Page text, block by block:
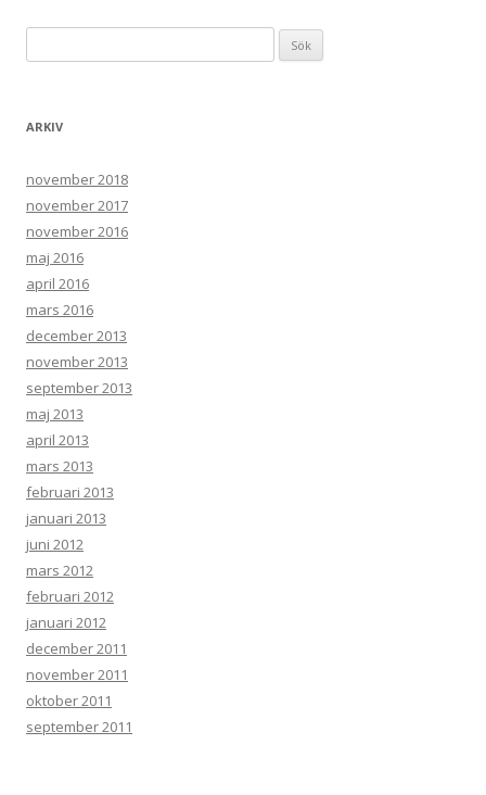
ARKIV
november 2018
november 2017
november 2016
maj 2016
april 2016
mars 2016
december 2013
november 2013
september 2013
maj 2013
april 2013
mars 2013
februari 2013
januari 2013
juni 2012
mars 2012
februari 2012
januari 2012
december 2011
november 2011
oktober 2011
september 2011